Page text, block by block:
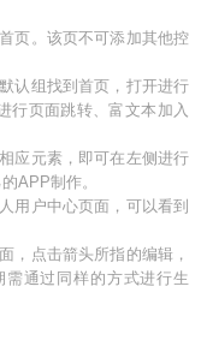
页。该页不可添加其他控
认组找到首页，打开进行
行页面跳转、富文本加入
应元素，即可在左侧进行
APP制作。
用户中心页面，可以看到
，点击箭头所指的编辑，
通过同样的方式进行生